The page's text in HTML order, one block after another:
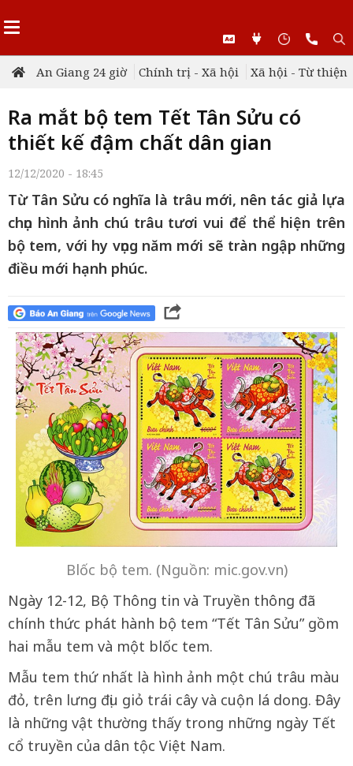
An Giang 24 giờ Chính trị - Xã hội Xã hội - Từ thiện
Ra mắt bộ tem Tết Tân Sửu có
thiết kế đậm chất dân gian
12/12/2020 - 18:45
Từ Tân Sửu có nghĩa là trâu mới, nên tác giả lựa
chọn hình ảnh chú trâu tươi vui để thể hiện trên
bộ tem, với hy vọng năm mới sẽ tràn ngập những
điều mới hạnh phúc.
Blốc bộ tem. (Nguồn: mic.gov.vn)
Ngày 12-12, Bộ Thông tin và Truyền thông đã
chính thức phát hành bộ tem “Tết Tân Sửu” gồm
hai mẫu tem và một blốc tem.
Mẫu tem thứ nhất là hình ảnh một chú trâu màu
đỏ, trên lưng địu giỏ trái cây và cuộn lá dong. Đây
là những vật thường thấy trong những ngày Tết
cổ truyền của dân tộc Việt Nam.